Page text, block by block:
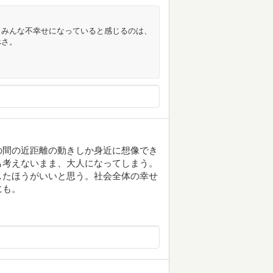
んな不幸せになっていると感じるのは、
。
の近距離の動きしか身近に想像でき
えないまま、大人になってしまう。
ほうがいいと思う。社会全体の幸せ
。